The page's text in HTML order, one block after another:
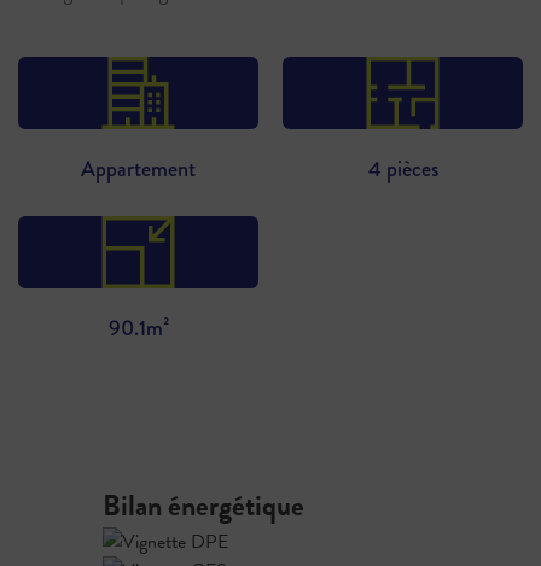
Appartement 4 pièces
90.1m²
Bilan énergétique